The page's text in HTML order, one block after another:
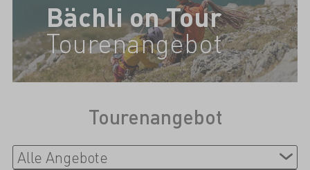
Bächli on Tour
Tourenangebot
Tourenangebot